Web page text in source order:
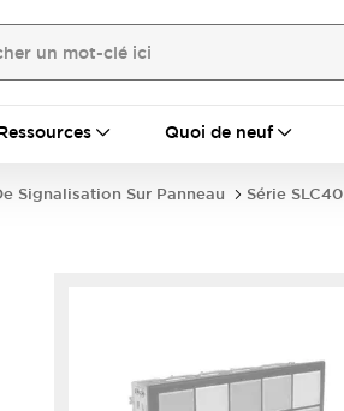
Quoi de neuf
Signalisation Sur Panneau Série SLC40